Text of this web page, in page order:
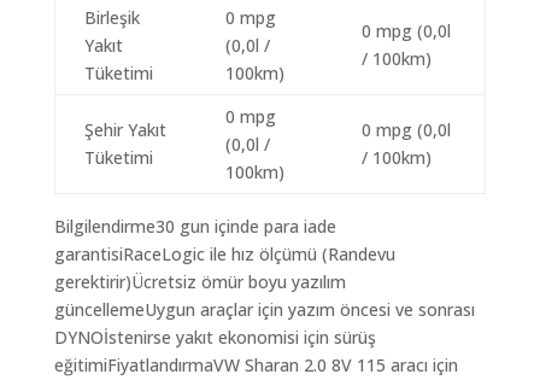
Birleşik
Yakıt
Tüketimi
0 mpg
(0,0l /
100km)
0 mpg (0,0l
/ 100km)
Şehir Yakıt
Tüketimi
0 mpg
(0,0l /
100km)
0 mpg (0,0l
/ 100km)
Bilgilendirme30 gun içinde para iade
garantisiRaceLogic ile hız ölçümü (Randevu
gerektirir)Ücretsiz ömür boyu yazılım
güncellemeUygun araçlar için yazım öncesi ve sonrası
DYNOİstenirse yakıt ekonomisi için sürüş
eğitimiFiyatlandırmaVW Sharan 2.0 8V 115 aracı için